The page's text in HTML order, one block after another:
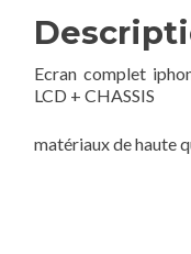
Ecran complet
LCD + CHASSIS
matériaux de haute